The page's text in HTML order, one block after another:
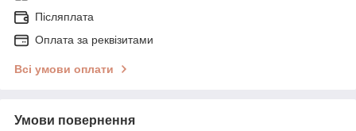
Післяплата
Оплата за реквізитами
Всі умови оплати
Умови повернення